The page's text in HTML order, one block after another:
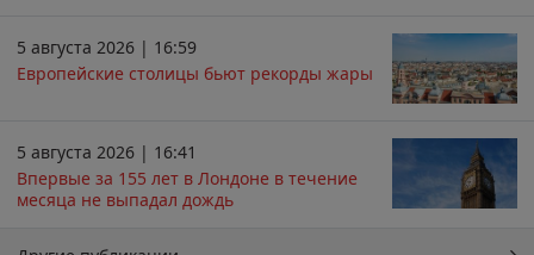
5 августа 2026 | 16:59
Европейские столицы бьют рекорды жары
5 августа 2026 | 16:41
Впервые за 155 лет в Лондоне в течение
месяца не выпадал дождь